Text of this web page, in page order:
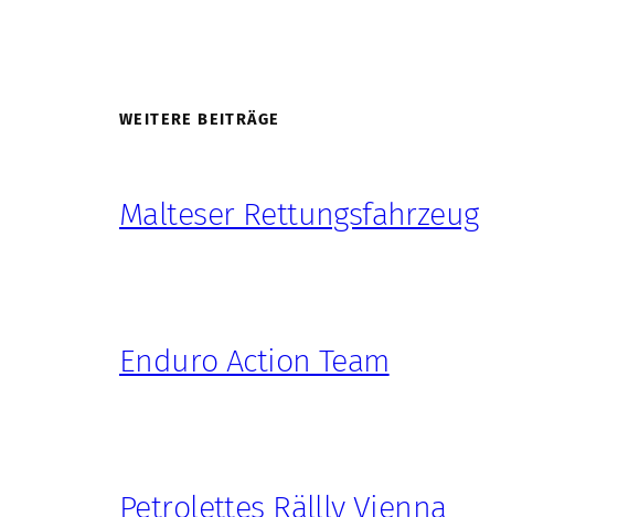
WEITERE BEITRÄGE
Malteser Rettungsfahrzeug
Enduro Action Team
Petrolettes Rällly Vienna